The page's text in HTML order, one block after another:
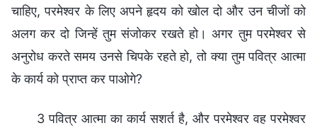
चाहिए, परमेश्वर के लिए अपने हृदय को खोल दो और उन चीजों को
अलग कर दो जिन्हें तुम संजोकर रखते हो। अगर तुम परमेश्वर से
अनुरोध करते समय उनसे चिपके रहते हो, तो क्या तुम पवित्र आत्मा
के कार्य को प्राप्त कर पाओगे?
3 पवित्र आत्मा का कार्य सशर्त है, और परमेश्वर वह परमेश्वर